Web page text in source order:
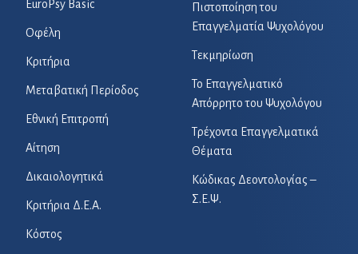
Πιστοποίηση του
Επαγγελματία Ψυχολόγου
Τεκμηρίωση
Το Επαγγελματικό
Απόρρητο του Ψυχολόγου
Τρέχοντα Επαγγελματικά
Θέματα
Κώδικας Δεοντολογίας –
Σ.Ε.Ψ.
EuroPsy Basic
Οφέλη
Κριτήρια
Μεταβατική Περίοδος
Εθνική Επιτροπή
Αίτηση
Δικαιολογητικά
Κριτήρια Δ.Ε.Α.
Κόστος